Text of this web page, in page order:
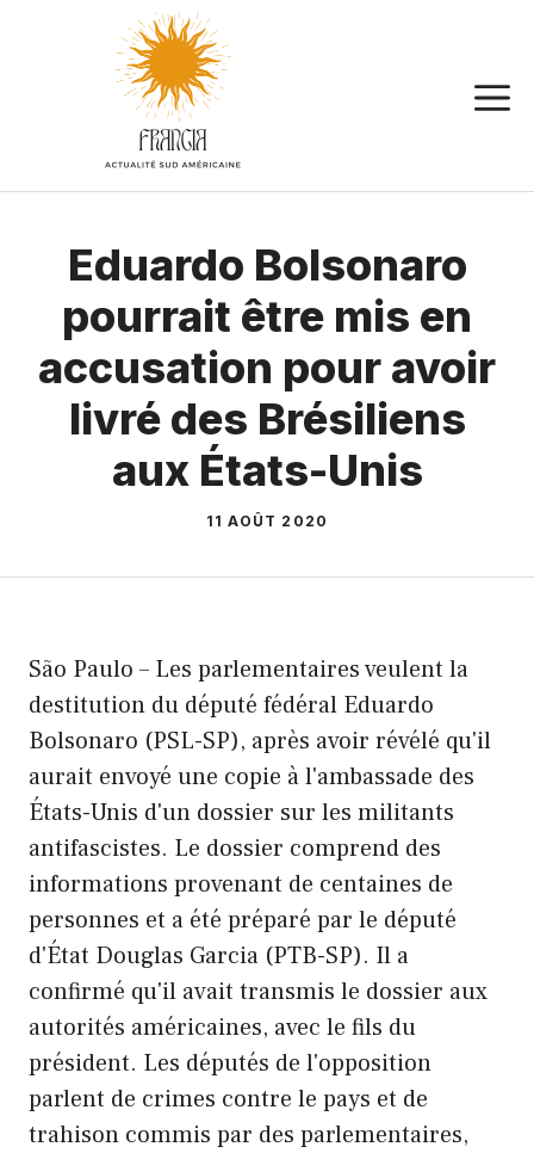
Eduardo Bolsonaro
pourrait être mis en
accusation pour avoir
livré des Brésiliens
aux États-Unis
11 AOÛT 2020
São Paulo – Les parlementaires veulent la
destitution du député fédéral Eduardo
Bolsonaro (PSL-SP), après avoir révélé qu'il
aurait envoyé une copie à l'ambassade des
États-Unis d'un dossier sur les militants
antifascistes. Le dossier comprend des
informations provenant de centaines de
personnes et a été préparé par le député
d'État Douglas Garcia (PTB-SP). Il a
confirmé qu'il avait transmis le dossier aux
autorités américaines, avec le fils du
président. Les députés de l'opposition
parlent de crimes contre le pays et de
trahison commis par des parlementaires,